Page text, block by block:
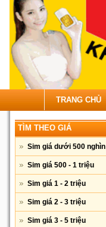
TRANG CHỦ
TÌM THEO GIÁ
Sim giá dưới 500 nghìn
Sim giá 500 - 1 triệu
Sim giá 1 - 2 triệu
Sim giá 2 - 3 triệu
Sim giá 3 - 5 triệu